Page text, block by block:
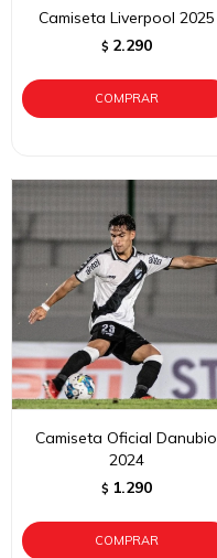
Camiseta Liverpool 2025
$ 2.290
Camiseta Oficial Danubio
2024
$ 1.290